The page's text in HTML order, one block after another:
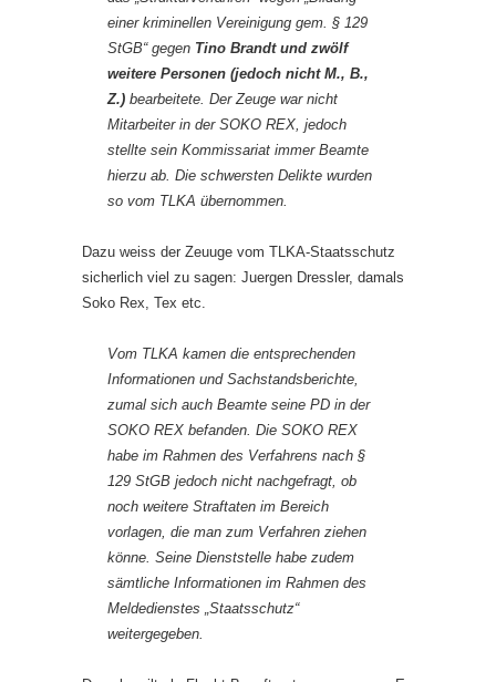
einer kriminellen Vereinigung gem. § 129
StGB“ gegen Tino Brandt und zwölf
weitere Personen (jedoch nicht M., B.,
Z.) bearbeitete. Der Zeuge war nicht
Mitarbeiter in der SOKO REX, jedoch
stellte sein Kommissariat immer Beamte
hierzu ab. Die schwersten Delikte wurden
so vom TLKA übernommen.
Dazu weiss der Zeuuge vom TLKA-Staatsschutz
sicherlich viel zu sagen: Juergen Dressler, damals
Soko Rex, Tex etc.
Vom TLKA kamen die entsprechenden
Informationen und Sachstandsberichte,
zumal sich auch Beamte seine PD in der
SOKO REX befanden. Die SOKO REX
habe im Rahmen des Verfahrens nach §
129 StGB jedoch nicht nachgefragt, ob
noch weitere Straftaten im Bereich
vorlagen, die man zum Verfahren ziehen
könne. Seine Dienststelle habe zudem
sämtliche Informationen im Rahmen des
Meldedienstes „Staatsschutz“
weitergegeben.